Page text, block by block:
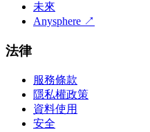
未來
Anysphere ↗
法律
服務條款
隱私權政策
資料使用
安全